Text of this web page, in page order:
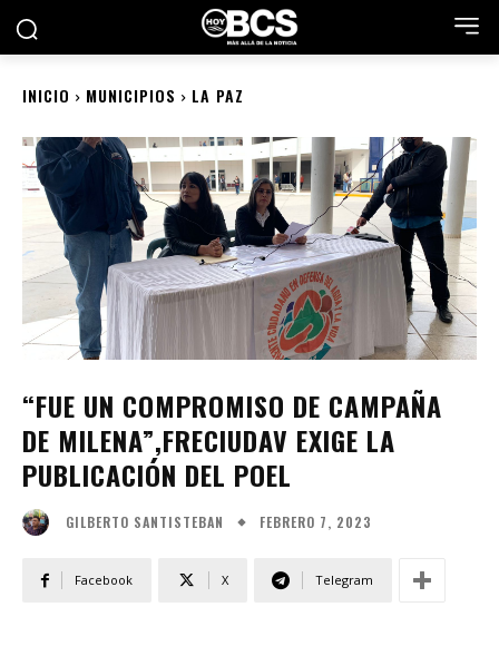
INICIO MUNICIPIOS LA PAZ
“FUE UN COMPROMISO DE CAMPAÑA
DE MILENA”,FRECIUDAV EXIGE LA
PUBLICACIÓN DEL POEL
GILBERTO SANTISTEBAN FEBRERO 7, 2023
Facebook X Telegram